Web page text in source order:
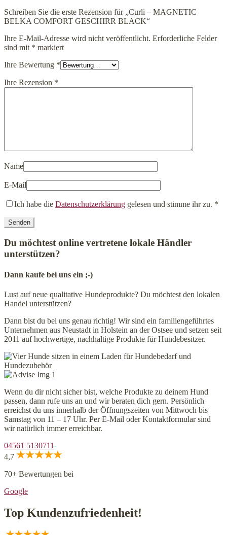
Schreiben Sie die erste Rezension für „Curli – MAGNETIC
BELKA COMFORT GESCHIRR BLACK“
Ihre E-Mail-Adresse wird nicht veröffentlicht. Erforderliche Felder
sind mit * markiert
Ihre Bewertung *
Ihre Rezension *
Name
E-Mail
Ich habe die Datenschutzerklärung gelesen und stimme ihr zu. *
Du möchtest online vertretene lokale Händler
unterstützen?
Dann kaufe bei uns ein ;-)
Lust auf neue qualitative Hundeprodukte? Du möchtest den lokalen
Handel unterstützen?
Dann bist du bei uns genau richtig! Wir sind ein familiengeführtes
Unternehmen aus Neustadt in Holstein an der Ostsee und setzen seit
2011 auf hochwertige, nachhaltige Produkte für Hundebesitzer.
Wenn du dir nicht sicher bist, welche Produkte zu deinem Hund
passen, dann rufe uns an und wir beraten dich gern. Persönlich
erreichst du uns innerhalb der Öffnungszeiten von Mittwoch bis
Samstag von 11 – 17 Uhr. Per E-Mail oder Kontaktformular sind
wir natürlich immer erreichbar.
04561 5130711
4,7
70+ Bewertungen bei
Google
Top Kundenzufriedenheit!